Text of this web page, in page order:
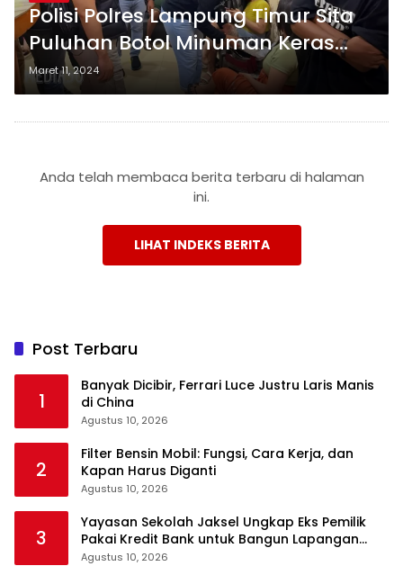
Polisi Polres Lampung Timur Sita
Puluhan Botol Minuman Keras
Ilegal dalam Razia Tempat
Hiburan Malam Selama Dua Hari
Maret 11, 2024
Anda telah membaca berita terbaru di halaman
ini.
LIHAT INDEKS BERITA
Post Terbaru
1
Banyak Dicibir, Ferrari Luce Justru Laris Manis
di China
Agustus 10, 2026
2
Filter Bensin Mobil: Fungsi, Cara Kerja, dan
Kapan Harus Diganti
Agustus 10, 2026
3
Yayasan Sekolah Jaksel Ungkap Eks Pemilik
Pakai Kredit Bank untuk Bangun Lapangan
Padel
Agustus 10, 2026